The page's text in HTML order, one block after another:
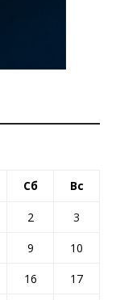
Сб Вс
2
3
9
10
16
17